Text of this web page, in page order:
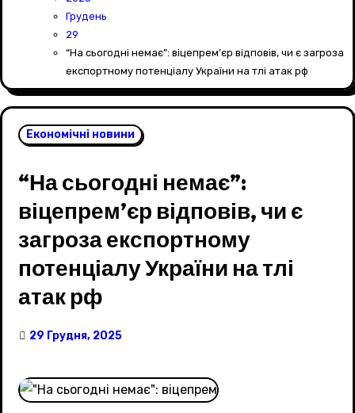
Грудень
29
“На сьогодні немає”: віцепрем’єр відповів, чи є загроза
експортному потенціалу України на тлі атак рф
Економічні новини
“На сьогодні немає”:
віцепрем’єр відповів, чи є
загроза експортному
потенціалу України на тлі
атак рф
29 Грудня, 2025